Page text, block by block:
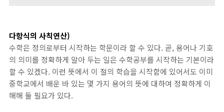
다항식의 사칙연산)
수학은 정의로부터 시작하는 학문이라 할 수 있다. 곧, 용어나 기호
의 의미를 정확하게 알아 두는 일은 수학공부를 시작하는 기본이라
할 수 있겠다. 이런 뜻에서 이 절의 학습을 시작함에 있어서도 이미
중학교에서 배운 바 있는 몇 가지 용어의 뜻에 대하여 정확하게 이
해해 둘 필요가 있다.